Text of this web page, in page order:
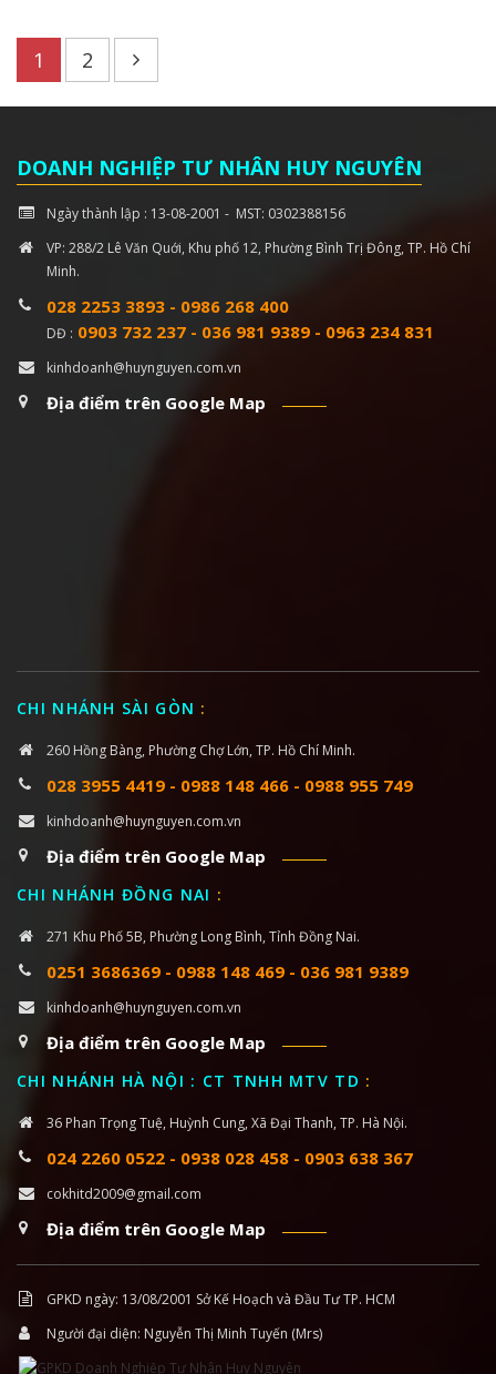
1 2
DOANH NGHIỆP TƯ NHÂN HUY NGUYÊN
Ngày thành lập : 13-08-2001 - MST: 0302388156
VP: 288/2 Lê Văn Quới, Khu phố 12, Phường Bình Trị Đông, TP. Hồ Chí
Minh.
028 2253 3893 - 0986 268 400
DĐ : 0903 732 237 - 036 981 9389 - 0963 234 831
kinhdoanh@huynguyen.com.vn
Địa điểm trên Google Map
CHI NHÁNH SÀI GÒN :
260 Hồng Bàng, Phường Chợ Lớn, TP. Hồ Chí Minh.
028 3955 4419 - 0988 148 466 - 0988 955 749
kinhdoanh@huynguyen.com.vn
Địa điểm trên Google Map
CHI NHÁNH ĐỒNG NAI :
271 Khu Phố 5B, Phường Long Bình, Tỉnh Đồng Nai.
0251 3686369 - 0988 148 469 - 036 981 9389
kinhdoanh@huynguyen.com.vn
Địa điểm trên Google Map
CHI NHÁNH HÀ NỘI : CT TNHH MTV TD :
36 Phan Trọng Tuệ, Huỳnh Cung, Xã Đại Thanh, TP. Hà Nội.
024 2260 0522 - 0938 028 458 - 0903 638 367
cokhitd2009@gmail.com
Địa điểm trên Google Map
GPKD ngày: 13/08/2001 Sở Kế Hoạch và Đầu Tư TP. HCM
Người đại diện: Nguyễn Thị Minh Tuyến (Mrs)